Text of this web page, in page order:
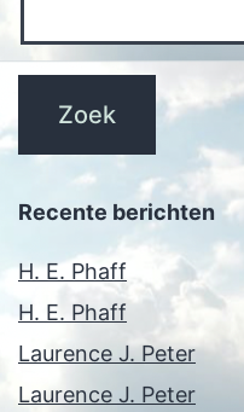
Recente berichten
H. E. Phaff
H. E. Phaff
Laurence J. Peter
Laurence J. Peter